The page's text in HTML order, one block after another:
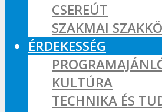
CSEREÚT
SZAKMAI
ÉRDEKESSÉG
KULTÚRA
TECHNIKA ÉS